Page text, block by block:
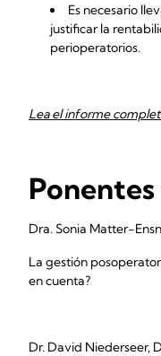
Es necesario
justificar la
perioperatorios.
Lea el informe
Dra. Sonia Matter-
La gestión
en cuenta?
Dr. David Niederseer,